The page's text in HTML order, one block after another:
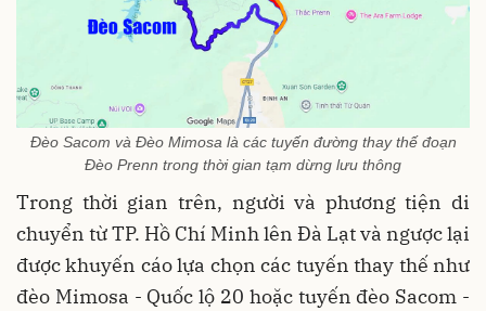
Đèo Sacom và Đèo Mimosa là các tuyến đường thay thế đoạn
Đèo Prenn trong thời gian tạm dừng lưu thông
Trong thời gian trên, người và phương tiện di
chuyển từ TP. Hồ Chí Minh lên Đà Lạt và ngược lại
được khuyến cáo lựa chọn các tuyến thay thế như
đèo Mimosa - Quốc lộ 20 hoặc tuyến đèo Sacom -